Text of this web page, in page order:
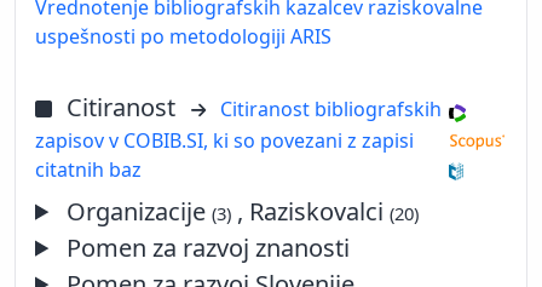
Vrednotenje bibliografskih kazalcev raziskovalne
uspešnosti po metodologiji ARIS
Citiranost
Citiranost bibliografskih
zapisov v COBIB.SI, ki so povezani z zapisi
citatnih baz
Organizacije(3) , Raziskovalci(20)
Pomen za razvoj znanosti